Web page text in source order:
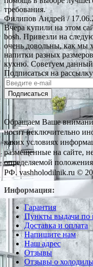
требования.
Филипов Андрей/
Вчера купили на этом
bosh. Привезли на
очень довольны, как мы
напитки разных
кухню. Советуем
Подписаться на
Подписаться
Обращаем Ваше
носит исключительно
каких условиях
размещенные на сайте,
определяемой
РФ. vashholodilnik.ru ©
Информация:
Гарантия
Пункты выдачи по
Доставка и оплата
Напишите нам
Наш адрес
Отзывы
Отзывы о